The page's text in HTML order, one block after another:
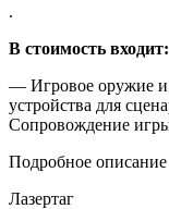
.
В стоимость входит:
— Игровое оружие
устройства для
Сопровождение
Подробное описание
Лазертаг